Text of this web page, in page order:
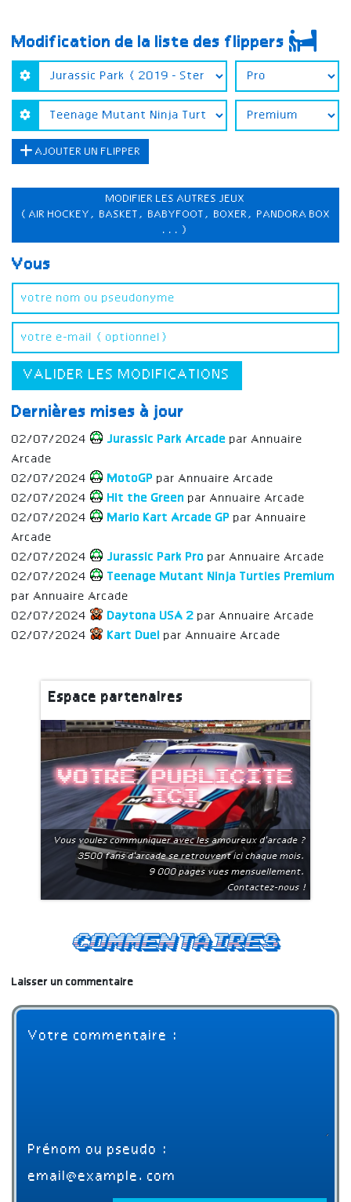
Modification de la liste des flippers
AJOUTER UN FLIPPER
MODIFIER LES AUTRES JEUX
(AIR HOCKEY, BASKET, BABYFOOT, BOXER, PANDORA BOX
...)
Vous
VALIDER LES MODIFICATIONS
Dernières mises à jour
02/07/2024 Jurassic Park Arcade par Annuaire
Arcade
02/07/2024
MotoGP par Annuaire Arcade
02/07/2024
Hit the Green par Annuaire Arcade
02/07/2024
Mario Kart Arcade GP par Annuaire
Arcade
02/07/2024
Jurassic Park Pro par Annuaire Arcade
02/07/2024
Teenage Mutant Ninja Turtles Premium
par Annuaire Arcade
02/07/2024
Daytona USA 2 par Annuaire Arcade
02/07/2024
Kart Duel par Annuaire Arcade
Espace partenaires
Votre publicite
ici
Vous voulez communiquer avec les amoureux d'arcade ?
3500 fans d'arcade se retrouvent ici chaque mois.
9 000 pages vues mensuellement.
Contactez-nous !
Commentaires
Laisser un commentaire